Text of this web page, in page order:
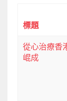
標題
從心治療香
崐成